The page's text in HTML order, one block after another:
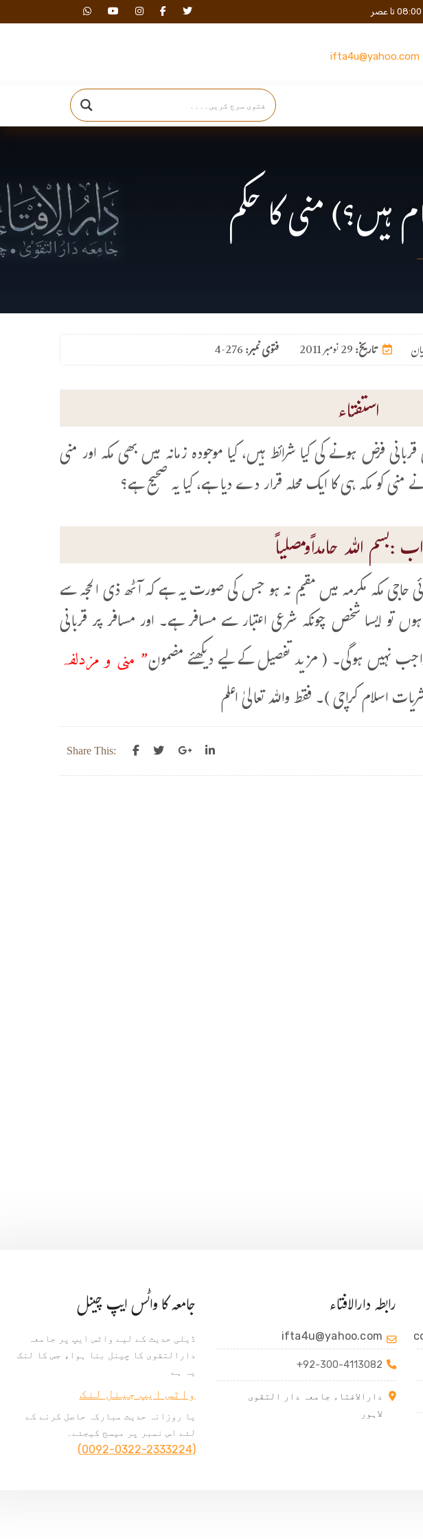
ifta4u@yahoo.com
ہیں؟) منی کا حکم
فتوی نمبر:4-276 تاریخ:29 نومبر 2011
استفتاء
فرض ہونے کی کیا شرائط ہیں، کیا موجودہ زمانہ میں بھی مکہ اور منی
کو مکہ ہی کا ایک محلہ قرار دے دیا ہے، کیا یہ صحیح ہے؟
:بسم اللہ حامداًومصلیاً
حاجی مکہ مکرمہ میں مقیم نہ ہو جس کی صورت یہ ہے کہ آٹھ ذی الحجہ سے
تو ایسا شخص چونکہ شرعی اعتبار سے مسافر ہے۔ اور مسافر پر قربانی
نہیں ہوگی۔ ( مزید تفصیل کے لیے دیکھئے مضمون” منی و مزدلفہ
اسلام کراچی )۔ فقط واللہ تعالیٰ اعلم
Share This:
رابطہ دارالافتاء
ifta4u@yahoo.com
+92-300-4113082
دارالافتاء جامعہ دار التقوی
لاہور
جامعہ کا واٹس ایپ چینل
ڈیلی حدیث کے لیے واٹس ایپ پر جامعہ
دارالتقوی کا چینل بنا ہوا، جس کا لنک
یہ ہے
واٹس ایپ جینل لنک
یا روزانہ حدیث مبارکہ حاصل کرنے کے
لئے اس نمبر پر میسج کیجئے۔
(0092-0322-2333224)